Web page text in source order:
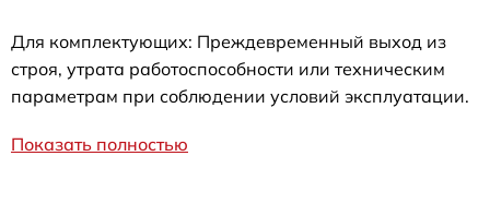
Для комплектующих: Преждевременный выход из
строя, утрата работоспособности или техническим
параметрам при соблюдении условий эксплуатации.
Показать полностью